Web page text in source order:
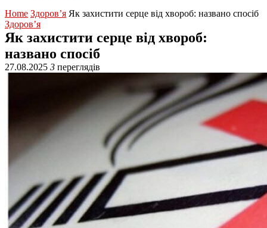
Home Здоров’я Як захистити серце від хвороб: названо спосіб
Здоров’я
Як захистити серце від хвороб:
названо спосіб
27.08.2025 3 переглядів